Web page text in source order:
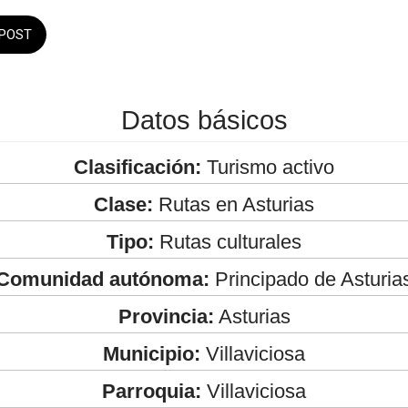
Datos básicos
Clasificación: Turismo activo
Clase: Rutas en Asturias
Tipo: Rutas culturales
autónoma: Principado de
Provincia: Asturias
Municipio: Villaviciosa
Parroquia: Villaviciosa